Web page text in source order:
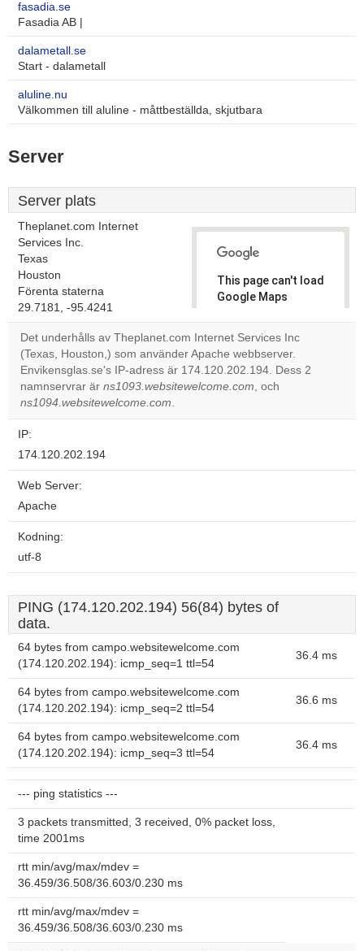
fasadia.se
Fasadia AB |
dalametall.se
Start - dalametall
aluline.nu
Välkommen till aluline - måttbeställda, skjutbara
Server
Server plats
Theplanet.com Internet
Services Inc.
Texas
Houston
Förenta staterna
29.7181, -95.4241
This page can't load
Google Maps
Do you
website?
Det underhålls av Theplanet.com Internet Services Inc
(Texas, Houston,) som använder Apache webbserver.
Envikensglas.se's IP-adress är 174.120.202.194. Dess 2
namnservrar är ns1093.websitewelcome.com, och
ns1094.websitewelcome.com.
IP:
174.120.202.194
Web Server:
Apache
Kodning:
utf-8
PING (174.120.202.194) 56(84) bytes of
data.
64 bytes from campo.websitewelcome.com
(174.120.202.194): icmp_seq=1 ttl=54
36.4 ms
64 bytes from campo.websitewelcome.com
(174.120.202.194): icmp_seq=2 ttl=54
36.6 ms
64 bytes from campo.websitewelcome.com
(174.120.202.194): icmp_seq=3 ttl=54
36.4 ms
--- ping statistics ---
3 packets transmitted, 3 received, 0% packet loss,
time 2001ms
rtt min/avg/max/mdev =
36.459/36.508/36.603/0.230 ms
rtt min/avg/max/mdev =
36.459/36.508/36.603/0.230 ms